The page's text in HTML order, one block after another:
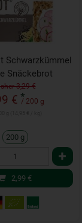
Schwarzkümmel
Snäckebrot
3,29 €
€ *
/ 200 g
200 g
2,99 €